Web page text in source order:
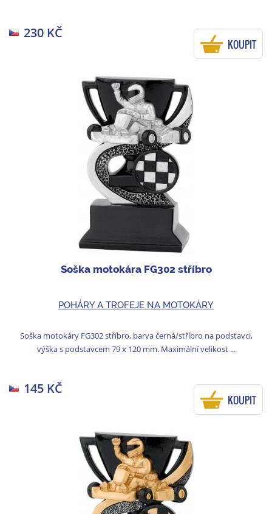
230 KČ
KOUPIT
Soška motokára FG302 stříbro
POHÁRY A TROFEJE NA MOTOKÁRY
Soška motokáry FG302 stříbro, barva černá/stříbro na podstavci,
výška s podstavcem 79 x 120 mm. Maximální velikost ...
145 KČ
KOUPIT